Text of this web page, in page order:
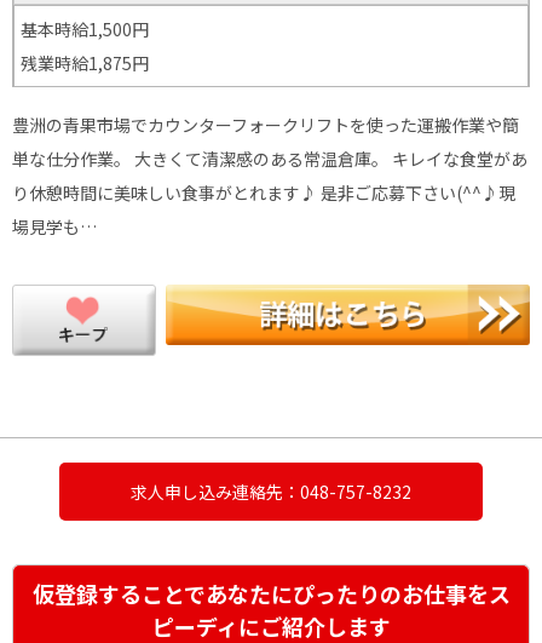
基本時給1,500円
残業時給1,875円
豊洲の青果市場でカウンターフォークリフトを使った運搬作業や簡
単な仕分作業。 大きくて清潔感のある常温倉庫。 キレイな食堂があ
り休憩時間に美味しい食事がとれます♪ 是非ご応募下さい(^^♪現
場見学も…
求人申し込み連絡先：048-757-8232
仮登録することであなたにぴったりのお仕事をス
ピーディにご紹介します